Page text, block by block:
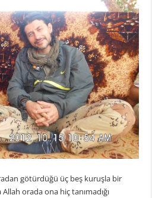
götürdüğü üç beş kuruşla bir
orada ona hiç tanımadığı